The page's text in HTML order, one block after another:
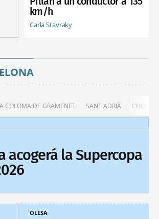
km/h
Carla Stavraky
COLOMA DE GRAMENET SANT ADRIÀ
acogerá la Supercopa
OLESA